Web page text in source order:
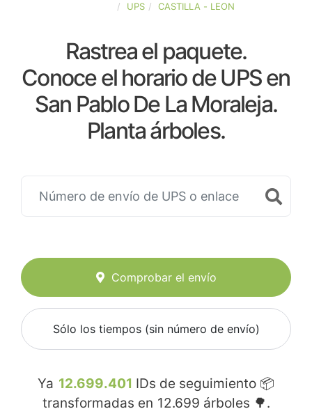
UPS CASTILLA - LEON
Rastrea el paquete.
Conoce el horario de UPS en
San Pablo De La Moraleja.
Planta árboles.
Comprobar el envío
Sólo los tiempos (sin número de envío)
Ya 12.699.401 IDs de seguimiento 📦
transformadas en 12.699 árboles 🌳.